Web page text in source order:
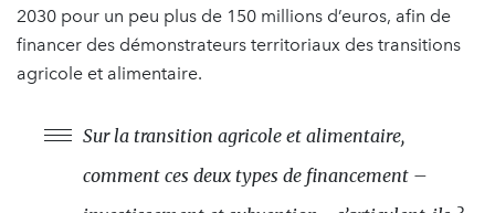
2030 pour un peu plus de 150 millions d’euros, afin de
financer des démonstrateurs territoriaux des transitions
agricole et alimentaire.
Sur la transition agricole et alimentaire,
comment ces deux types de financement –